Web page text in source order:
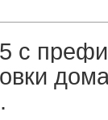
с